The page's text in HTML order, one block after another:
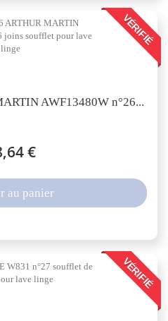
VÉRIFIÉ
AWF13480W n°26...
€
au panier
VÉRIFIÉ